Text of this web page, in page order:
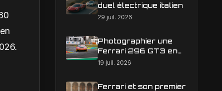
duel électrique italien
29 juil. 2026
Photographier une
Ferrari 296 GT3 en
action : construire une
19 juil. 2026
Ferrari et son premier